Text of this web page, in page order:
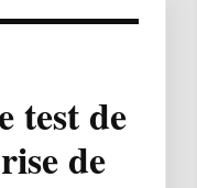
test de
de